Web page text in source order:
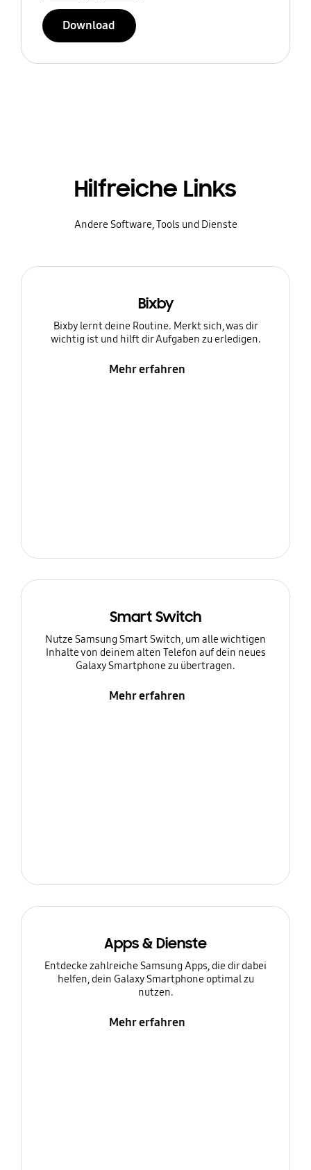
Download
Hilfreiche Links
Andere Software, Tools und Dienste
Bixby
Bixby lernt deine Routine. Merkt sich, was dir
wichtig ist und hilft dir Aufgaben zu erledigen.
Mehr erfahren
Smart Switch
Nutze Samsung Smart Switch, um alle wichtigen
Inhalte von deinem alten Telefon auf dein neues
Galaxy Smartphone zu übertragen.
Mehr erfahren
Apps & Dienste
Entdecke zahlreiche Samsung Apps, die dir dabei
helfen, dein Galaxy Smartphone optimal zu
nutzen.
Mehr erfahren